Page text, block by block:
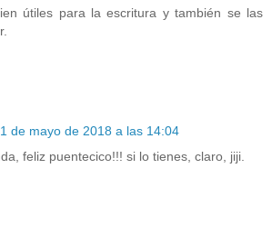
útiles para la escritura y también se las
1 de mayo de 2018 a las 14:04
feliz puentecico!!! si lo tienes, claro, jiji.